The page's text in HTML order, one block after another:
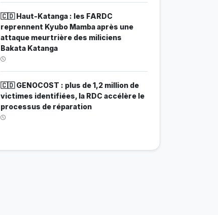
🇨🇩 Haut-Katanga : les FARDC
reprennent Kyubo Mamba après une
attaque meurtrière des miliciens
Bakata Katanga
🇨🇩 GENOCOST : plus de 1,2 million de
victimes identifiées, la RDC accélère le
processus de réparation